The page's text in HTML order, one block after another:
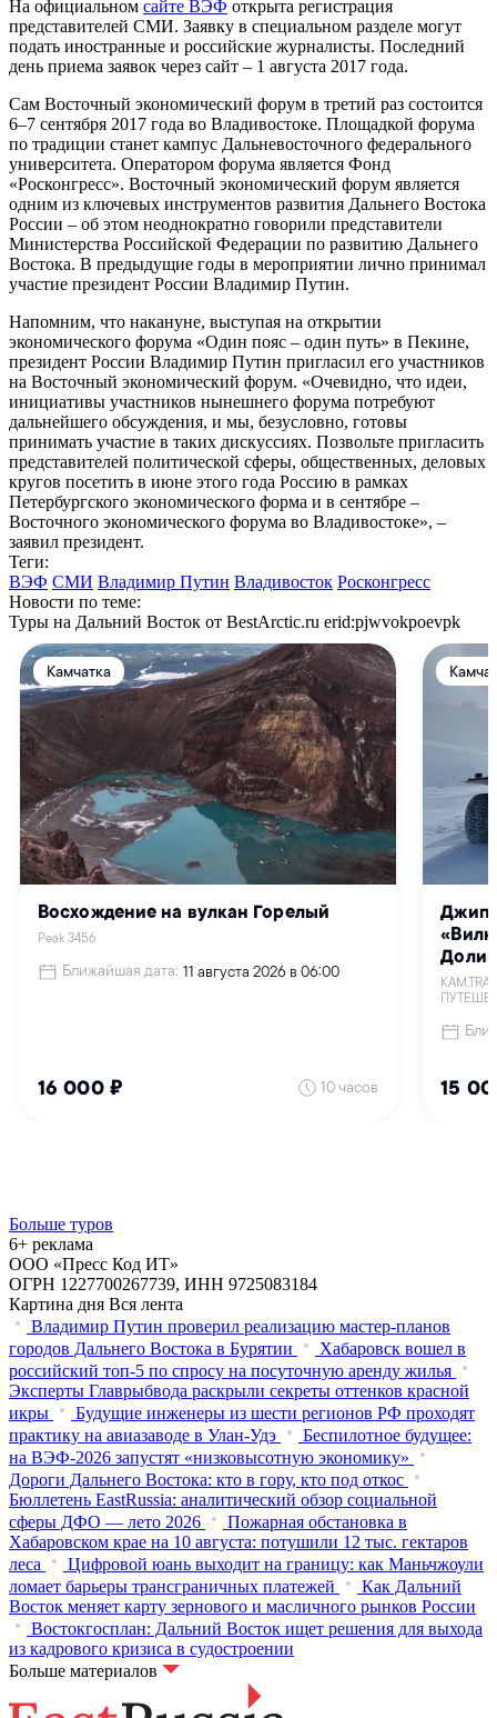
На официальном сайте ВЭФ открыта регистрация
представителей СМИ. Заявку в специальном разделе могут
подать иностранные и российские журналисты. Последний
день приема заявок через сайт – 1 августа 2017 года.
Сам Восточный экономический форум в третий раз состоится
6–7 сентября 2017 года во Владивостоке. Площадкой форума
по традиции станет кампус Дальневосточного федерального
университета. Оператором форума является Фонд
«Росконгресс». Восточный экономический форум является
одним из ключевых инструментов развития Дальнего Востока
России – об этом неоднократно говорили представители
Министерства Российской Федерации по развитию Дальнего
Востока. В предыдущие годы в мероприятии лично принимал
участие президент России Владимир Путин.
Напомним, что накануне, выступая на открытии
экономического форума «Один пояс – один путь» в Пекине,
президент России Владимир Путин пригласил его участников
на Восточный экономический форум. «Очевидно, что идеи,
инициативы участников нынешнего форума потребуют
дальнейшего обсуждения, и мы, безусловно, готовы
принимать участие в таких дискуссиях. Позвольте пригласить
представителей политической сферы, общественных, деловых
кругов посетить в июне этого года Россию в рамках
Петербургского экономического форма и в сентябре –
Восточного экономического форума во Владивостоке», –
заявил президент.
Теги:
ВЭФ СМИ Владимир Путин Владивосток Росконгресс
Новости по теме:
Туры на Дальний Восток от BestArctic.ru erid:pjwvokpoevpk
Больше туров
6+ реклама
ООО «Пресс Код ИТ»
ОГРН 1227700267739, ИНН 9725083184
Картина дня Вся лента
Владимир Путин проверил реализацию мастер-планов
городов Дальнего Востока в Бурятии
Хабаровск вошел в
российский топ-5 по спросу на посуточную аренду жилья
Эксперты Главрыбвода раскрыли секреты оттенков красной
икры
Будущие инженеры из шести регионов РФ проходят
практику на авиазаводе в Улан-Удэ
Беспилотное будущее:
на ВЭФ-2026 запустят «низковысотную экономику»
Дороги Дальнего Востока: кто в гору, кто под откос
Бюллетень EastRussia: аналитический обзор социальной
сферы ДФО — лето 2026
Пожарная обстановка в
Хабаровском крае на 10 августа: потушили 12 тыс. гектаров
леса
Цифровой юань выходит на границу: как Маньчжоули
ломает барьеры трансграничных платежей
Как Дальний
Восток меняет карту зернового и масличного рынков России
Востокгосплан: Дальний Восток ищет решения для выхода
из кадрового кризиса в судостроении
Больше материалов